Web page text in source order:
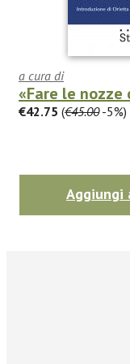
a cura di
«Fare le nozze
€42.75 (€45.00-5%)
Aggiungi